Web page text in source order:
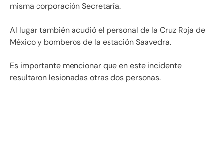
misma corporación Secretaría.
Al lugar también acudió el personal de la Cruz Roja de
México y bomberos de la estación Saavedra.
Es importante mencionar que en este incidente
resultaron lesionadas otras dos personas.